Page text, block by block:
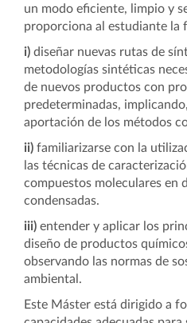
un modo eficiente, limpio y
proporciona al estudiante la
i) diseñar nuevas rutas de
metodologías sintéticas
de nuevos productos con
predeterminadas,
aportación de los métodos
ii) familiarizarse con la
las técnicas de
compuestos moleculares en
condensadas.
iii) entender y aplicar los
diseño de productos
observando las normas de
ambiental.
Este Máster está dirigido a